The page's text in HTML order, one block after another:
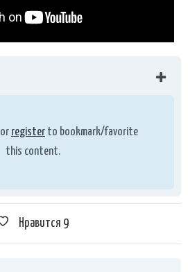
or register to bookmark/favorite
this content.
Нравится 9